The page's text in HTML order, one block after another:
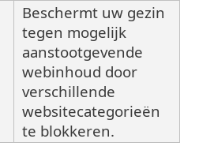
Beschermt uw gezin
tegen mogelijk
aanstootgevende
webinhoud door
verschillende
websitecategorieën
te blokkeren.